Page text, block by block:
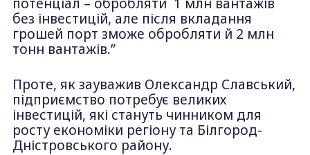
без інвестицій, але після вкладання
грошей порт зможе обробляти й 2 млн
тонн вантажів.”
Проте, як зауважив Олександр Славський,
підприємство потребує великих
інвестицій, які стануть чинником для
росту економіки регіону та Білгород-
Дністровського району.